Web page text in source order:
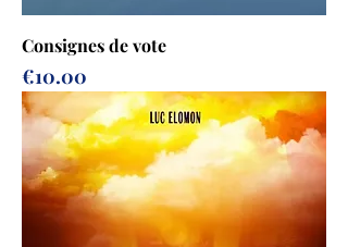
Consignes de vote
Prix
€10.00